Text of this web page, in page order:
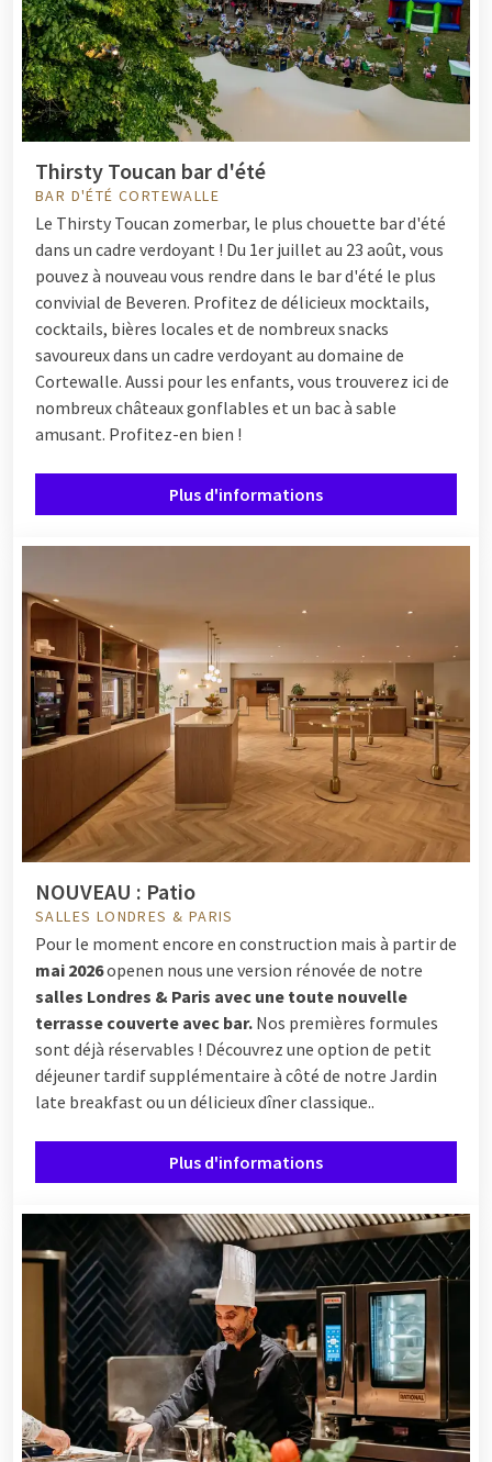
Thirsty Toucan bar d'été
BAR D'ÉTÉ CORTEWALLE
Le Thirsty Toucan zomerbar, le plus chouette bar d'été
dans un cadre verdoyant ! Du 1er juillet au 23 août, vous
pouvez à nouveau vous rendre dans le bar d'été le plus
convivial de Beveren. Profitez de délicieux mocktails,
cocktails, bières locales et de nombreux snacks
savoureux dans un cadre verdoyant au domaine de
Cortewalle. Aussi pour les enfants, vous trouverez ici de
nombreux châteaux gonflables et un bac à sable
amusant. Profitez-en bien !
Plus d'informations
NOUVEAU : Patio
SALLES LONDRES & PARIS
Pour le moment encore en construction mais à partir de
mai 2026openen nous une version rénovée de notre
salles Londres & Paris avec une toute nouvelle
terrasse couverte avec bar. Nos premières formules
sont déjà réservables ! Découvrez une option de petit
déjeuner tardif supplémentaire à côté de notre Jardin
late breakfast ou un délicieux dîner classique..
Plus d'informations